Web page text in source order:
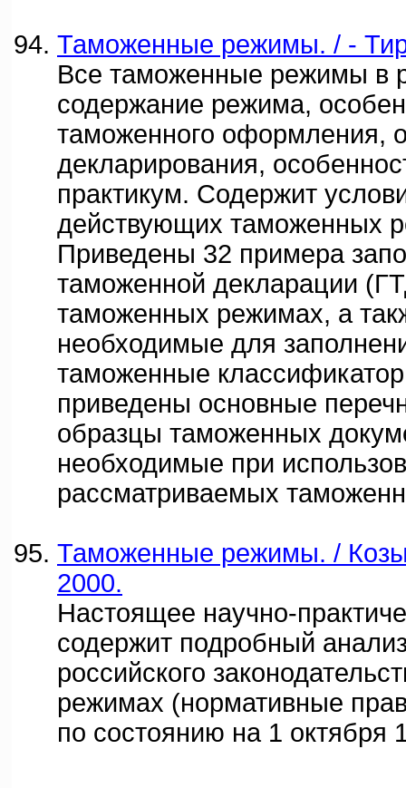
Таможенные режимы. / -
Все таможенные режимы в
содержание режима,
таможенного оформления,
декларирования,
практикум. Содержит
действующих таможенных
Приведены 32 примера
таможенной декларации
таможенных режимах, а
необходимые для
таможенные
приведены основные
образцы таможенных
необходимые при
рассматриваемых
Таможенные режимы. /
2000.
Настоящее научно-
содержит подробный
российского
режимах (нормативные
по состоянию на 1 октября